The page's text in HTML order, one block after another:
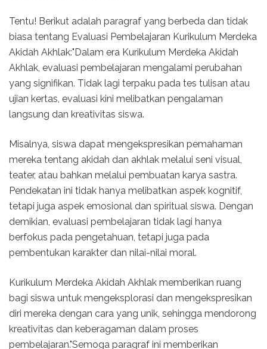
Tentu! Berikut adalah paragraf yang berbeda dan tidak
biasa tentang Evaluasi Pembelajaran Kurikulum Merdeka
Akidah Akhlak:"Dalam era Kurikulum Merdeka Akidah
Akhlak, evaluasi pembelajaran mengalami perubahan
yang signifikan. Tidak lagi terpaku pada tes tulisan atau
ujian kertas, evaluasi kini melibatkan pengalaman
langsung dan kreativitas siswa.
Misalnya, siswa dapat mengekspresikan pemahaman
mereka tentang akidah dan akhlak melalui seni visual,
teater, atau bahkan melalui pembuatan karya sastra.
Pendekatan ini tidak hanya melibatkan aspek kognitif,
tetapi juga aspek emosional dan spiritual siswa. Dengan
demikian, evaluasi pembelajaran tidak lagi hanya
berfokus pada pengetahuan, tetapi juga pada
pembentukan karakter dan nilai-nilai moral.
Kurikulum Merdeka Akidah Akhlak memberikan ruang
bagi siswa untuk mengeksplorasi dan mengekspresikan
diri mereka dengan cara yang unik, sehingga mendorong
kreativitas dan keberagaman dalam proses
pembelajaran."Semoga paragraf ini memberikan